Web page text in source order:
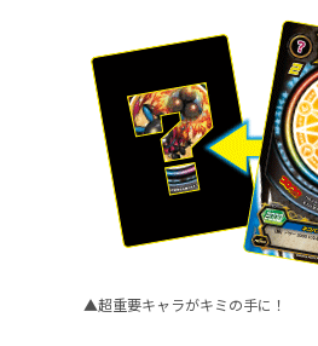
▲超重要キャラがキミの手に！